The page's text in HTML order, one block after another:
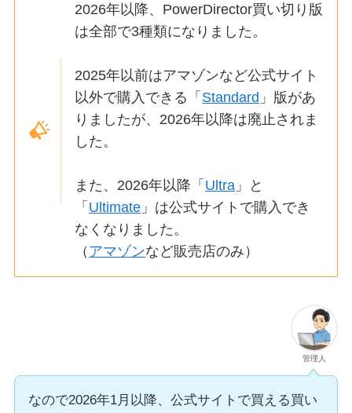
2026年以降、PowerDirector買い切り版
は全部で3種類になりました。
2025年以前はアマゾンなど公式サイト
以外で購入できる「 Standard 」版があ
りましたが、2026年以降は廃止されま
した。
また、2026年以降「 Ultra 」と
「 Ultimate 」は公式サイトで購入でき
なくなりました。
（ アマゾンなど販売店のみ）
管理人
なので2026年1月以降、公式サイトで買える買い